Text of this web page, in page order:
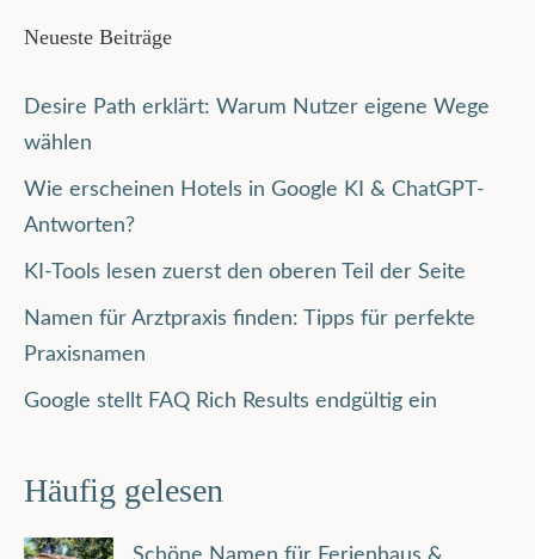
Neueste Beiträge
Desire Path erklärt: Warum Nutzer eigene Wege
wählen
Wie erscheinen Hotels in Google KI & ChatGPT-
Antworten?
KI-Tools lesen zuerst den oberen Teil der Seite
Namen für Arztpraxis finden: Tipps für perfekte
Praxisnamen
Google stellt FAQ Rich Results endgültig ein
Häufig gelesen